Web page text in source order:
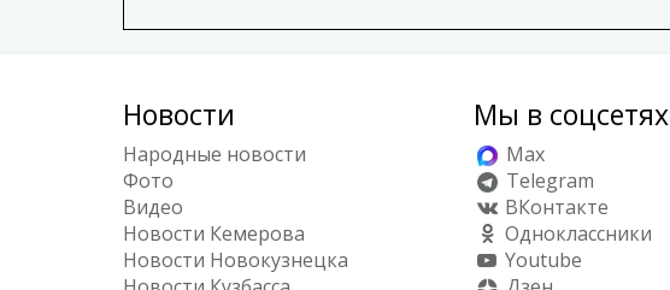
Новости
Народные новости
Фото
Видео
Новости Кемерова
Новости Новокузнецка
Мы в соцсетях
Max
Telegram
ВКонтакте
Одноклассники
Youtube